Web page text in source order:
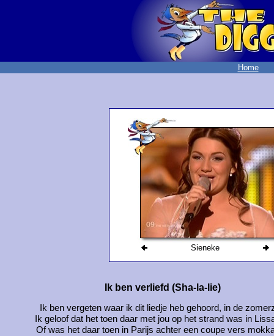
Home
Sieneke
Ik ben verliefd (Sha-la-lie)
Ik ben vergeten waar ik dit liedje heb gehoord, in de
Ik geloof dat het toen daar met jou op het strand was in
Of was het daar toen in Parijs achter een coupe vers